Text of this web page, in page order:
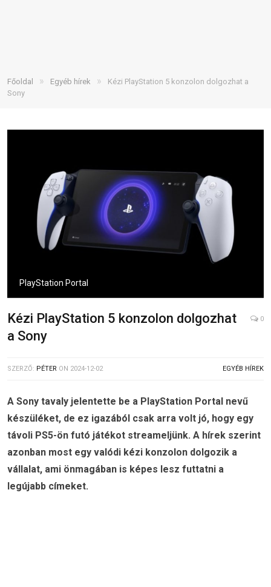
Főoldal » Egyéb hírek »
Kézi PlayStation 5 konzolon dolgozhat a
Sony
PlayStation Portal
Kézi PlayStation 5 konzolon dolgozhat
a Sony
0
SZERZŐ: PÉTER ON 2024-12-02 EGYÉB HÍREK
A Sony tavaly jelentette be a PlayStation Portal nevű
készüléket, de ez igazából csak arra volt jó, hogy egy
távoli PS5-ön futó játékot streameljünk. A hírek szerint
azonban most egy valódi kézi konzolon dolgozik a
vállalat, ami önmagában is képes lesz futtatni a
legújabb címeket.